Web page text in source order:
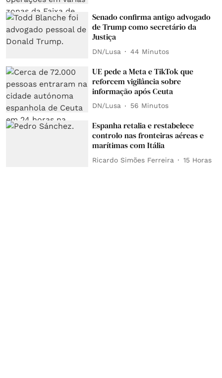
Senado confirma antigo advogado
de Trump como secretário da
Justiça
DN/Lusa 44 Minutos
UE pede a Meta e TikTok que
reforcem vigilância sobre
informação após Ceuta
DN/Lusa 56 Minutos
Espanha retalia e restabelece
controlo nas fronteiras aéreas e
marítimas com Itália
Ricardo Simões Ferreira 15 Horas